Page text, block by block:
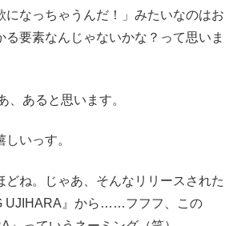
になっちゃうんだ！」みたいなのはお
る要素なんじゃないかな？って思いま
、あると思います。
しいっす。
どね。じゃあ、そんなリリースされた
UJIHARA』から……フフフ、この